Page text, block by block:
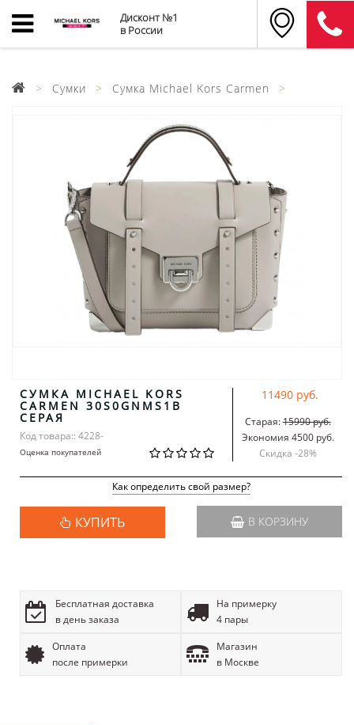
Дисконт №1
в России
Сумки Сумка Michael Kors Carmen
СУМКА MICHAEL KORS
CARMEN 30S0GNMS1B
СЕРАЯ
Код товара:: 4228-
Оценка покупателей
11490 руб.
Старая:15990 руб.
Экономия 4500 руб.
Скидка -28%
Как определить свой размер?
КУПИТЬ В КОРЗИНУ
Бесплатная доставка
в день заказа
На примерку
4 пары
Оплата
после примерки
Магазин
в Москве